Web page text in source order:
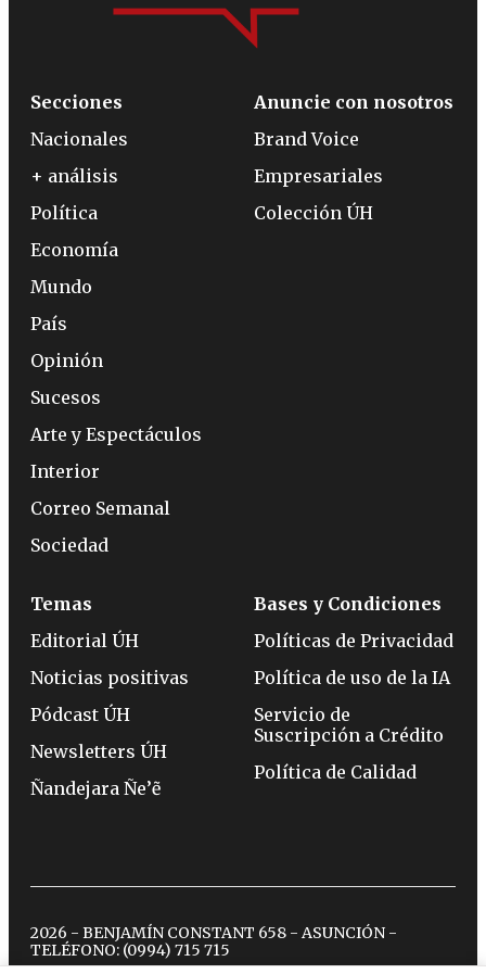
Secciones
Nacionales
+ análisis
Política
Economía
Mundo
País
Opinión
Sucesos
Arte y Espectáculos
Interior
Correo Semanal
Sociedad
Anuncie con nosotros
Brand Voice
Empresariales
Colección ÚH
Temas
Editorial ÚH
Noticias positivas
Pódcast ÚH
Newsletters ÚH
Ñandejara Ñe’ẽ
Bases y Condiciones
Políticas de Privacidad
Política de uso de la IA
Servicio de
Suscripción a Crédito
Política de Calidad
2026 - BENJAMÍN CONSTANT 658 - ASUNCIÓN -
TELÉFONO: (0994) 715 715